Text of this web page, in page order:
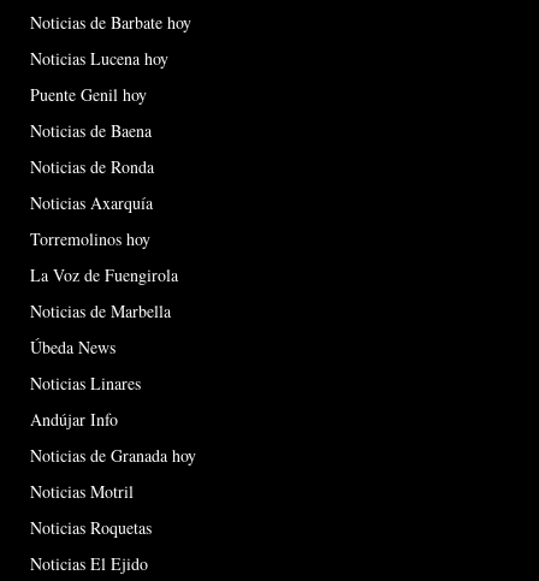
Noticias de Barbate hoy
Noticias Lucena hoy
Puente Genil hoy
Noticias de Baena
Noticias de Ronda
Noticias Axarquía
Torremolinos hoy
La Voz de Fuengirola
Noticias de Marbella
Úbeda News
Noticias Linares
Andújar Info
Noticias de Granada hoy
Noticias Motril
Noticias Roquetas
Noticias El Ejido